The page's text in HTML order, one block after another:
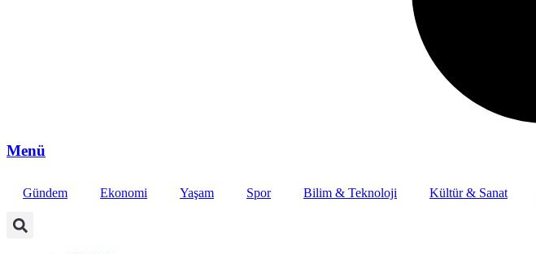
Menü
Gündem Ekonomi Yaşam Spor Bilim & Teknoloji Kültür & Sanat